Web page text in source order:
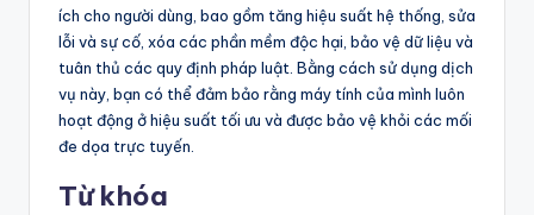
ích cho người dùng, bao gồm tăng hiệu suất hệ thống, sửa
lỗi và sự cố, xóa các phần mềm độc hại, bảo vệ dữ liệu và
tuân thủ các quy định pháp luật. Bằng cách sử dụng dịch
vụ này, bạn có thể đảm bảo rằng máy tính của mình luôn
hoạt động ở hiệu suất tối ưu và được bảo vệ khỏi các mối
đe dọa trực tuyến.
Từ khóa